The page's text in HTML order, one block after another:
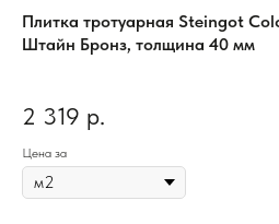
Плитка тротуарная Steingot
Штайн Бронз, толщина 40 мм
2 319 р.
Цена за